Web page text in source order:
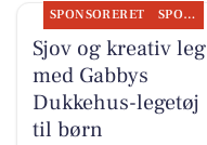
SPONSORERET SPONSORERET INDHOLD
Sjov og kreativ leg
med Gabbys
Dukkehus-legetøj
til børn